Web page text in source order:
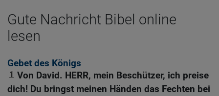
Gute Nachricht Bibel online
lesen
Gebet des Königs
1 Von David. HERR, mein Beschützer, ich preise
dich! Du bringst meinen Händen das Fechten bei